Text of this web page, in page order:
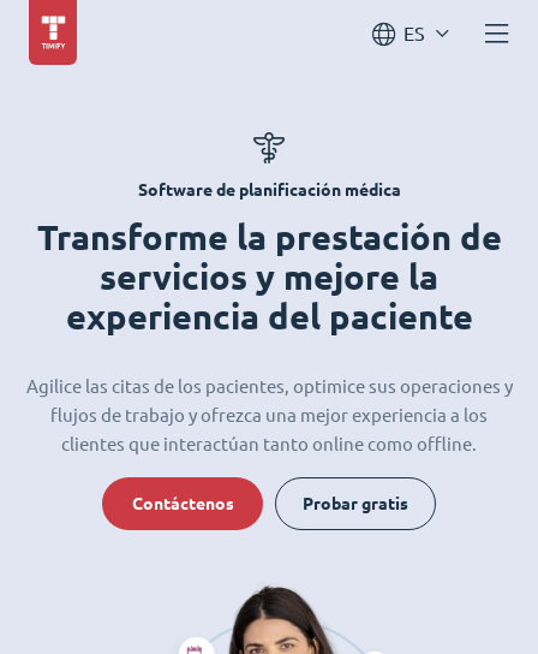
ES
Software de planificación médica
Transforme la prestación de
servicios y mejore la
experiencia del paciente
Agilice las citas de los pacientes, optimice sus operaciones y
flujos de trabajo y ofrezca una mejor experiencia a los
clientes que interactúan tanto online como offline.
Contáctenos Probar gratis